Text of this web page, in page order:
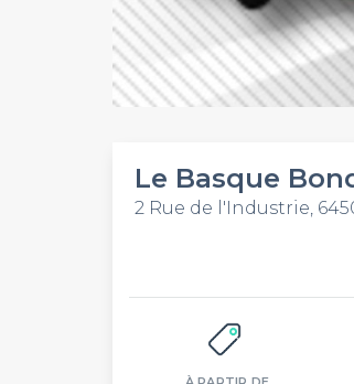
Le Basque
2 Rue de l'Industrie,